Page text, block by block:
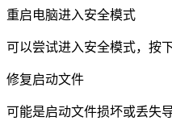
重启电脑进入安全模式
可以尝试进入安全模式，按
修复启动文件
可能是启动文件损坏或丢失